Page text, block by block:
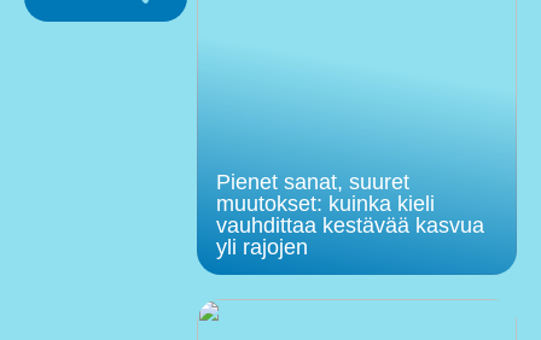
Pienet sanat, suuret
muutokset: kuinka kieli
vauhdittaa kestävää kasvua
yli rajojen